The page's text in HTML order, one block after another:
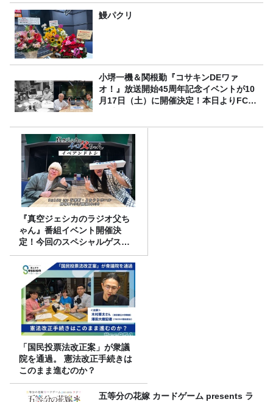
鰻パクリ
小堺一機＆関根勤『コサキンDEワァ
オ！』放送開始45周年記念イベントが10
月17日（土）に開催決定！本日よりFC先
『真空ジェシカのラジオ父ち
ゃん』番組イベント開催決
定！今回のスペシャルゲスト
は、タカアンドトシ！
「国民投票法改正案」が衆議
院を通過。 憲法改正手続きは
このまま進むのか？
五等分の花嫁 カードゲーム presents ラ